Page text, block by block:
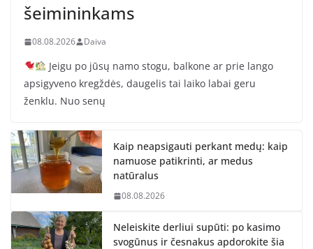
šeimininkams
08.08.2026 Daiva
Jeigu po jūsų namo stogu, balkone ar prie lango
apsigyveno kregždės, daugelis tai laiko labai geru
ženklu. Nuo senų
Kaip neapsigauti perkant medų: kaip
namuose patikrinti, ar medus
natūralus
08.08.2026
Neleiskite derliui supūti: po kasimo
svogūnus ir česnakus apdorokite šia